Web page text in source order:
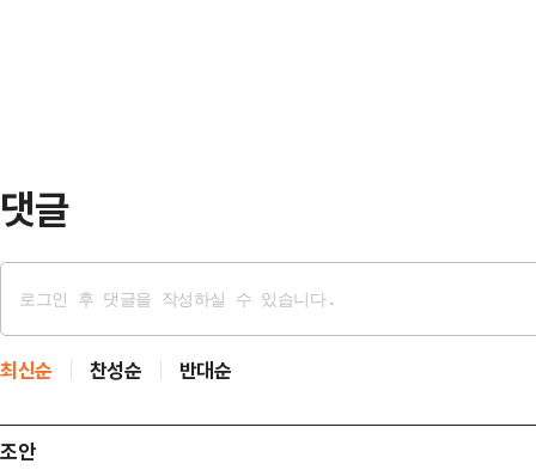
댓글
최신순 찬성순 반대순
조안